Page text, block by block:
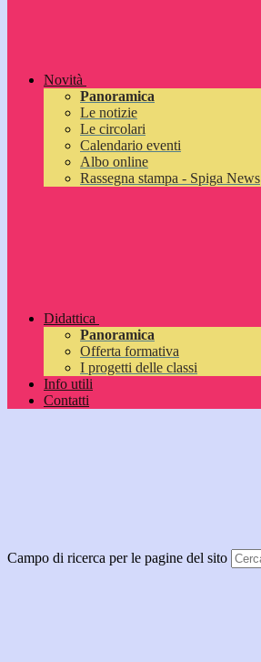
Novità
Panoramica
Le notizie
Le circolari
Calendario eventi
Albo online
Rassegna stampa - Spiga News
Didattica
Panoramica
Offerta formativa
I progetti delle classi
Info utili
Contatti
Campo di ricerca per le pagine del sito